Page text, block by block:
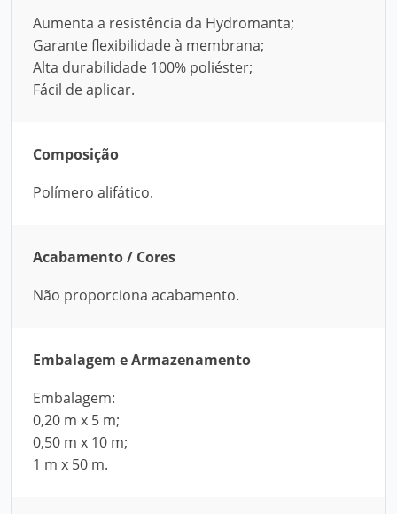
Aumenta a resistência da Hydromanta;
Garante flexibilidade à membrana;
Alta durabilidade 100% poliéster;
Fácil de aplicar.
Composição
Polímero alifático.
Acabamento / Cores
Não proporciona acabamento.
Embalagem e Armazenamento
Embalagem:
0,20 m x 5 m;
0,50 m x 10 m;
1 m x 50 m.